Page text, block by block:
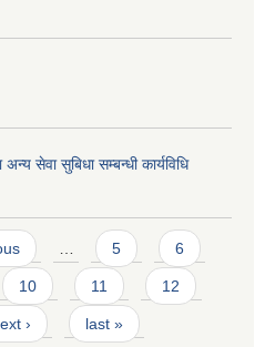
सेवा सुबिधा सम्बन्धी कार्यविधि
… 5 6
10 11 12
› last »